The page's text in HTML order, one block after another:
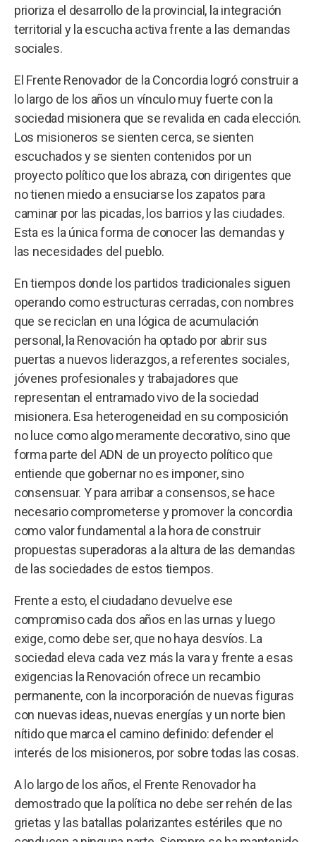
prioriza el desarrollo de la provincial, la integración
territorial y la escucha activa frente a las demandas
sociales.
El Frente Renovador de la Concordia logró construir a
lo largo de los años un vínculo muy fuerte con la
sociedad misionera que se revalida en cada elección.
Los misioneros se sienten cerca, se sienten
escuchados y se sienten contenidos por un
proyecto político que los abraza, con dirigentes que
no tienen miedo a ensuciarse los zapatos para
caminar por las picadas, los barrios y las ciudades.
Esta es la única forma de conocer las demandas y
las necesidades del pueblo.
En tiempos donde los partidos tradicionales siguen
operando como estructuras cerradas, con nombres
que se reciclan en una lógica de acumulación
personal, la Renovación ha optado por abrir sus
puertas a nuevos liderazgos, a referentes sociales,
jóvenes profesionales y trabajadores que
representan el entramado vivo de la sociedad
misionera. Esa heterogeneidad en su composición
no luce como algo meramente decorativo, sino que
forma parte del ADN de un proyecto político que
entiende que gobernar no es imponer, sino
consensuar. Y para arribar a consensos, se hace
necesario comprometerse y promover la concordia
como valor fundamental a la hora de construir
propuestas superadoras a la altura de las demandas
de las sociedades de estos tiempos.
Frente a esto, el ciudadano devuelve ese
compromiso cada dos años en las urnas y luego
exige, como debe ser, que no haya desvíos. La
sociedad eleva cada vez más la vara y frente a esas
exigencias la Renovación ofrece un recambio
permanente, con la incorporación de nuevas figuras
con nuevas ideas, nuevas energías y un norte bien
nítido que marca el camino definido: defender el
interés de los misioneros, por sobre todas las cosas.
A lo largo de los años, el Frente Renovador ha
demostrado que la política no debe ser rehén de las
grietas y las batallas polarizantes estériles que no